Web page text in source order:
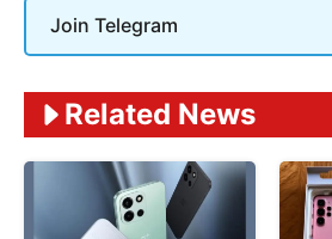
Join Telegram
Related News